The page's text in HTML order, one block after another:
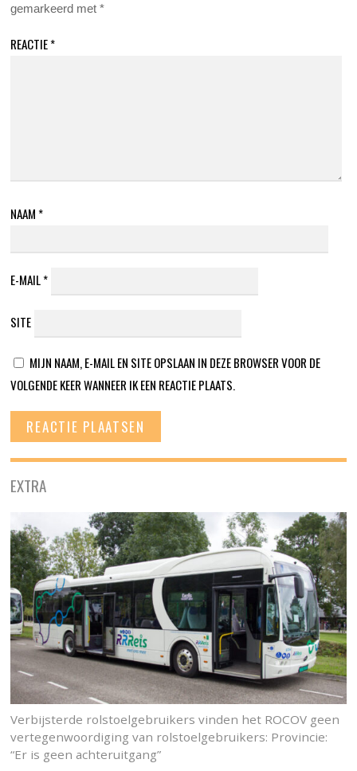
gemarkeerd met*
REACTIE*
NAAM *
E-MAIL*
SITE
MIJN NAAM, E-MAIL EN SITE OPSLAAN IN DEZE BROWSER VOOR DE
VOLGENDE KEER WANNEER IK EEN REACTIE PLAATS.
EXTRA
Verbijsterde rolstoelgebruikers vinden het ROCOV geen
vertegenwoordiging van rolstoelgebruikers: Provincie:
“Er is geen achteruitgang”